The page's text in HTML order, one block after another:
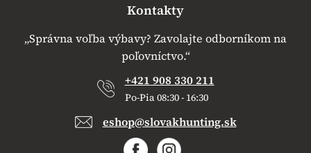
Kontakty
„Správna voľba výbavy? Zavolajte odborníkom na
poľovníctvo.“
+421 908 330 211
Po-Pia 08:30 - 16:30
eshop@slovakhunting.sk